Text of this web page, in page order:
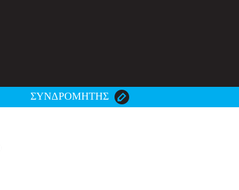
ΣΥΝΔΡΟΜΗΤΗΣ